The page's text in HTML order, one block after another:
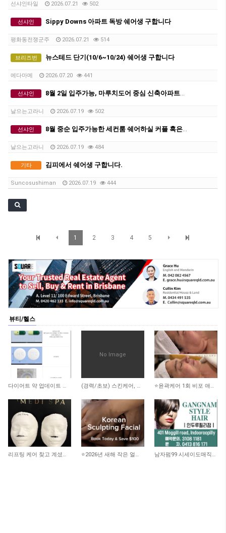
선샤인타일 2026.07.21 502
선샤인 Sippy Downs 아파트 독방 쉐어생 구합니다
평화동전쟁군주 2026.07.21 514
브리즈번 뉴스테드 단기(10/6~10/24) 쉐어생 구합니다
에다마메 2026.07.20 441
선샤인 8월 2일 입주가능, 마루치도어 중심 신축아파트에서 세컨룸 쉐어하실 커플 혹은 2인 쉐어생 구합니다.
날으는고라니 2026.07.19 502
선샤인 8월 중순 입주가능한 세컨룸 쉐어하실 커플 혹은 2인 쉐어생 구합니다.
날으는고라니 2026.07.19 484
기타 김피에서 쉐어생 구합니다.
Suncosushiman 2026.07.19 444
1 2 3 4 5
뷰티/헬스
1,562 다이어트 약 업데이트 됐어요
No Image
1,898 (경력/초보) 스킨케어, 리메디얼 테라피스트 -스폰비자가능 2,414 ⭐️윤곽케어 1회 비포 애프터 사진 ⭐️
2,353 리프팅 케어 찾고 계셨나요? 더블로 HIFU 2,147 ⭐️2026년 새해 작은 얼굴 되기 프로젝트!! 100불 할인!! 2,900 남자펌99 시세이도매직199 인두루필리